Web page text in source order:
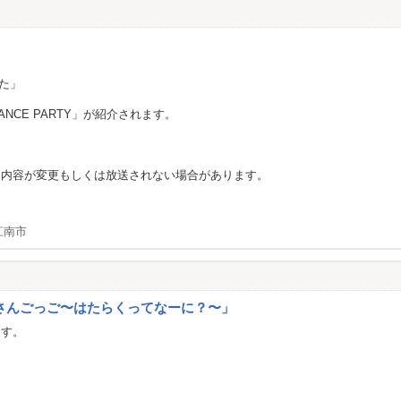
」
PARTY」が紹介されます。
が変更もしくは放送されない場合があります。
南市
ごっご〜はたらくってなーに？〜」
。